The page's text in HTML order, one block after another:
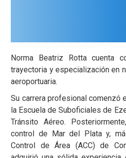
Norma Beatriz Rotta cuenta
trayectoria y especialización en
aeroportuaria.
Su carrera profesional comenzó
la Escuela de Suboficiales de
Tránsito Aéreo.
control de Mar del Plata y,
Control de Área (ACC) de